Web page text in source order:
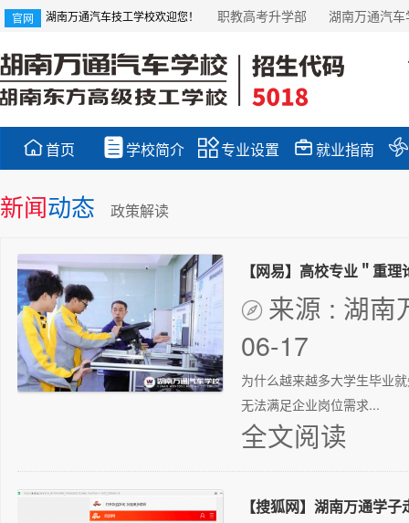
官网 湖南万通汽车技工学校欢迎您！ 职教高考升学部 湖南万通汽车
首页  学校简介 专业设置 就业指南 
新闻动态 政策解读
 来源 : 湖南
06-17
为什么越来越多大学生毕业
无法满足企业岗位需求...
全文阅读
【搜狐网】湖南万通学